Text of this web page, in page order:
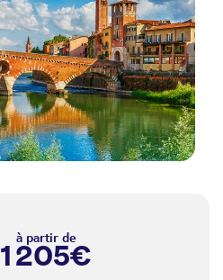
à partir de
1 205€